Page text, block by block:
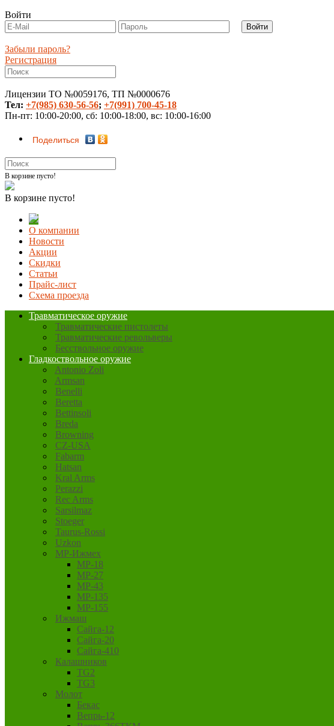
Войти
Забыли пароль?
Регистрация
Лицензии ТО №0059176, ТП №0000676
Тел: +7(985) 630-56-56; +7(991) 700-45-18
Пн-пт: 10:00-20:00, сб: 10:00-18:00, вс: 10:00-16:00
Поделиться
В корзине пусто!
В корзине пусто!
О компании
Новости
Акции
Скидки
Статьи
Прайс-лист
Схема проезда
Травматическое оружие
Травматические пистолеты
Травматические револьверы
Бесствольное оружие
Гладкоствольное оружие
Antonio Zoli
Armsan
Benelli
Beretta
Bettinsoli
Breda
Browning
CZ-USA
Fabarm
Hatsan
Kral Arms
Perazzi
Rec Arms
Sarsilmaz
Stoeger
Taurus-Rossi
Uzkon
MP-Ижмех
MP-18
MP-27
MP-43
MP-135
MP-155
Ижмаш
Сайга-12
Сайга-20
Сайга-410
Калашников
TG2
TG3
Молот
Бекас
Вепрь-12